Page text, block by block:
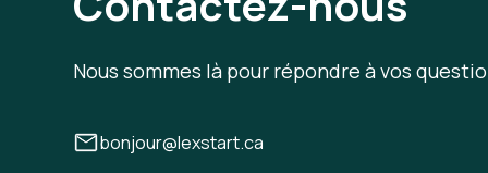
Nous sommes là pour répondre à vos
bonjour@lexstart.ca